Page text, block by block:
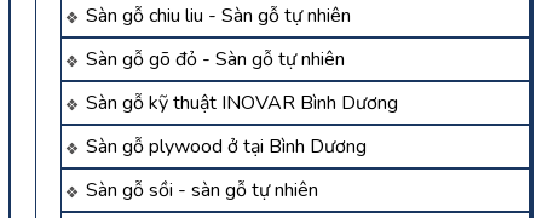
Sàn gỗ chiu liu - Sàn gỗ tự nhiên
Sàn gỗ gõ đỏ - Sàn gỗ tự nhiên
Sàn gỗ kỹ thuật INOVAR Bình Dương
Sàn gỗ plywood ở tại Bình Dương
Sàn gỗ sồi - sàn gỗ tự nhiên